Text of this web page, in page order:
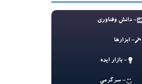
- دانش وفناوری
- ابزارها
- بازار ایده
- سرگرمی